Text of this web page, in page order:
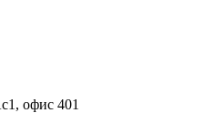
офис 401